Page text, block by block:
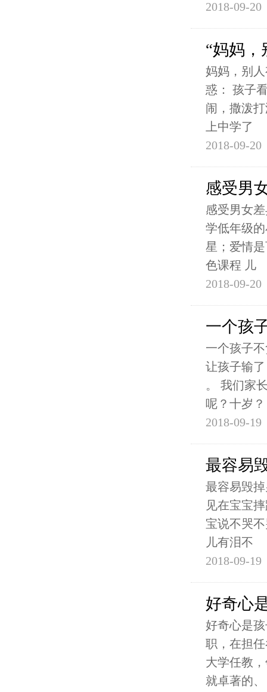
2018-09-20
“妈妈，
妈妈，别
惑： 孩子
闹，撒泼
上中学了
2018-09-20
感受男
感受男女
学低年级
星；爱情
色课程 儿
2018-09-20
一个孩
一个孩子
让孩子输
。 我们家
呢？十岁？
2018-09-19
最容易
最容易毁
见在宝宝
宝说不哭
儿有泪不
2018-09-19
好奇心
好奇心是
职，在担
大学任教
就卓著的、